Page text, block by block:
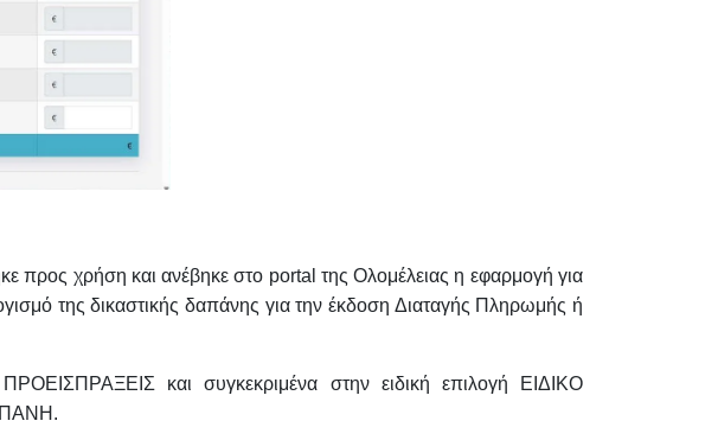
προς χρήση και ανέβηκε στο portal της Ολομέλειας η εφαρμογή για
της δικαστικής δαπάνης για την έκδοση Διαταγής Πληρωμής ή
και συγκεκριμένα στην ειδική επιλογή ΕΙΔΙΚΟ